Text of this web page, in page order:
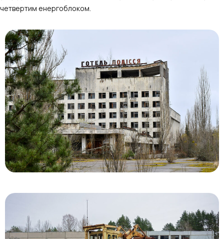
четвертим енергоблоком.